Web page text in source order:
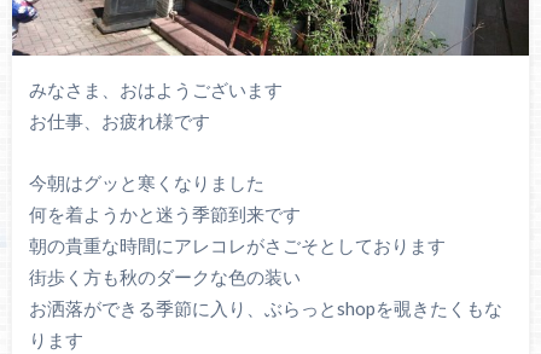
みなさま、おはようございます
お仕事、お疲れ様です
今朝はグッと寒くなりました
何を着ようかと迷う季節到来です
朝の貴重な時間にアレコレがさごそとしております
街歩く方も秋のダークな色の装い
お洒落ができる季節に入り、ぶらっとshopを覗きたくもな
ります